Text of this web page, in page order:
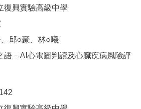
復興實驗高級中學
邱○豪、林○曦
語－AI心電圖判讀及心臟疾病風險評